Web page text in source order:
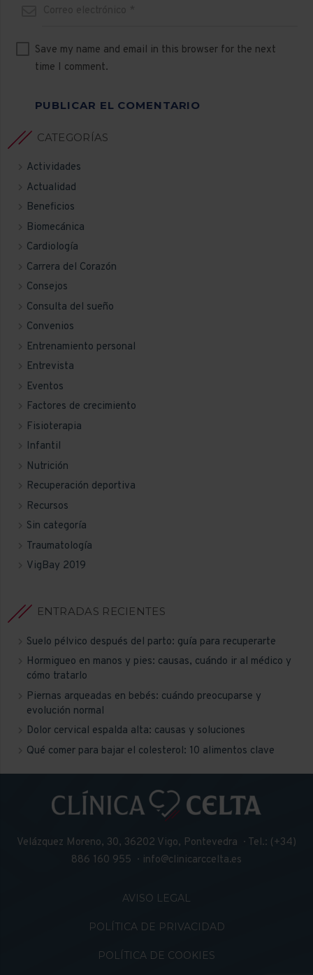
Save my name and email in this browser for the next
time I comment.
PUBLICAR EL COMENTARIO
CATEGORÍAS
Actividades
Actualidad
Beneficios
Biomecánica
Cardiología
Carrera del Corazón
Consejos
Consulta del sueño
Convenios
Entrenamiento personal
Entrevista
Eventos
Factores de crecimiento
Fisioterapia
Infantil
Nutrición
Recuperación deportiva
Recursos
Sin categoría
Traumatología
VigBay 2019
ENTRADAS RECIENTES
Suelo pélvico después del parto: guía para recuperarte
Hormigueo en manos y pies: causas, cuándo ir al médico y
cómo tratarlo
Piernas arqueadas en bebés: cuándo preocuparse y
evolución normal
Dolor cervical espalda alta: causas y soluciones
Qué comer para bajar el colesterol: 10 alimentos clave
Velázquez Moreno, 30, 36202 Vigo, Pontevedra · Tel.: (+34)
886 160 955 · info@clinicarccelta.es
AVISO LEGAL
POLÍTICA DE PRIVACIDAD
POLÍTICA DE COOKIES